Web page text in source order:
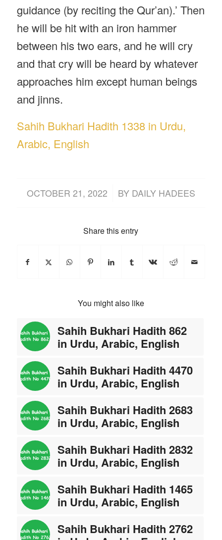
guidance (by reciting the Qur’an).’ Then
he will be hit with an iron hammer
between his two ears, and he will cry
and that cry will be heard by whatever
approaches him except human beings
and jinns.
Sahih Bukhari Hadith 1338 in Urdu,
Arabic, English
OCTOBER 21, 2022
/ BY DAILY HADEES
Share this entry
You might also like
Sahih Bukhari Hadith 862
in Urdu, Arabic, English
Sahih Bukhari Hadith 4470
in Urdu, Arabic, English
Sahih Bukhari Hadith 2683
in Urdu, Arabic, English
Sahih Bukhari Hadith 2832
in Urdu, Arabic, English
Sahih Bukhari Hadith 1465
in Urdu, Arabic, English
Sahih Bukhari Hadith 2762